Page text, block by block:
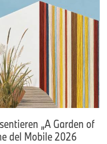
„A Garden of
del Mobile 2026